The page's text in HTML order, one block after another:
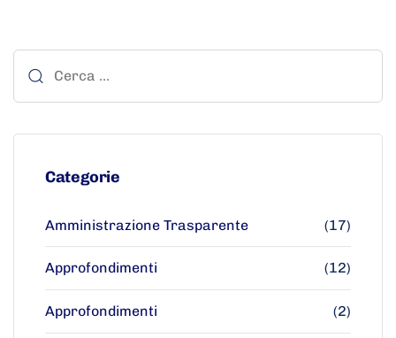
Categorie
Amministrazione Trasparente (17)
Approfondimenti (12)
Approfondimenti (2)